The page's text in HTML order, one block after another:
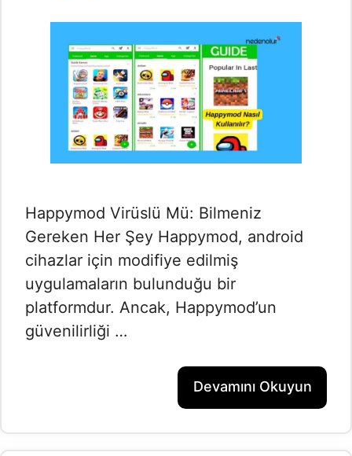
Happymod Virüslü Mü: Bilmeniz
Gereken Her Şey Happymod, android
cihazlar için modifiye edilmiş
uygulamaların bulunduğu bir
platformdur. Ancak, Happymod’un
güvenilirliği …
Devamını Okuyun